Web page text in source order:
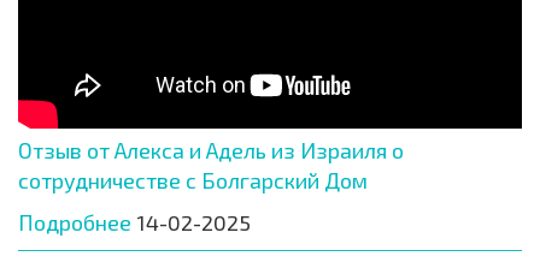
Отзыв от Алекса и Адель из Израиля о
сотрудничестве с Болгарский Дом
Подробнее 14-02-2025